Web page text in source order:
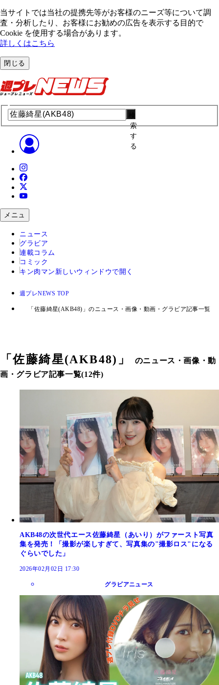
当サイトでは当社の提携先等がお客様のニーズ等について調
査・分析したり、お客様にお勧めの広告を表⽰する⽬的で
Cookie を使⽤する場合があります。
詳しくはこちら
閉じる
索
す
る
メニュ
ニュース
グラビア
連載コラム
コミック
キン肉マン 新しいウィンドウで開く
週プレNEWS TOP
「佐藤綺星(AKB48)」のニュース・画像・動画・グラビア記事一覧
「佐藤綺星(AKB48) 」
のニュース・画像・動
画・グラビア記事一覧(12件)
AKB48の次世代エース佐藤綺星（あいり）がファースト写真
集を発売！「撮影が楽しすぎて、写真集の"撮影ロス"になる
ぐらいでした」
2026年02月02日 17:30
グラビアニュース